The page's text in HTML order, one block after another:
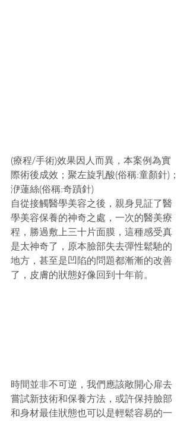
(療程/手術)效果因人而異，本案例為實
際術後成效；聚左旋乳酸(俗稱:童顏針)；
洢蓮絲(俗稱:奇蹟針)
自從接觸醫學美容之後，親身見証了醫
學美容保養的神奇之處，一次的醫美療
程，勝過敷上三十片面膜，這種感受真
是太神奇了，原本臉部失去彈性鬆馳的
地方，甚至是凹陷的問題都漸漸的改善
了，皮膚的狀態好像回到十年前。
時間並非不可逆，我們應該敞開心扉去
嘗試新技術和保養方法，或許保持臉部
和身材最佳狀態也可以是輕鬆容易的一